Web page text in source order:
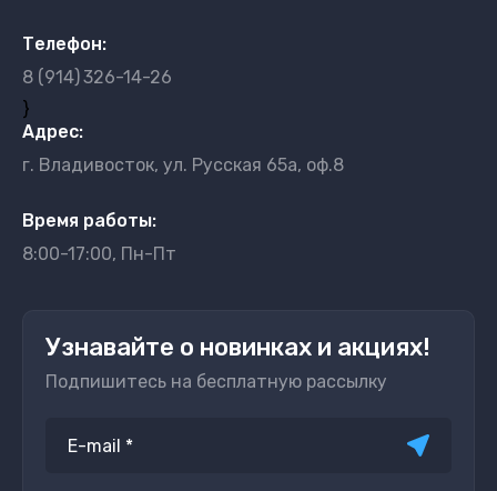
Телефон:
8 (914)326-14-26
}
Адрес:
г. Владивосток, ул. Русская 65а, оф.8
Время работы:
8:00-17:00, Пн-Пт
Узнавайте о новинках и акциях!
Подпишитесь на бесплатную рассылку